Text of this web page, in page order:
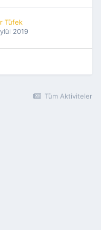
Tüfek
2019
Tüm Aktiviteler